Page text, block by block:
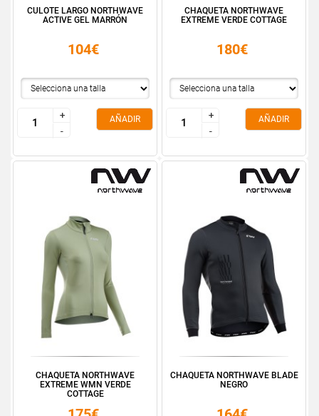
CULOTE LARGO NORTHWAVE
ACTIVE GEL MARRÓN
104€
+
-
+
-
AÑADIR
CHAQUETA NORTHWAVE
EXTREME VERDE COTTAGE
180€
+
-
+
-
AÑADIR
CHAQUETA NORTHWAVE
EXTREME WMN VERDE
COTTAGE
CHAQUETA NORTHWAVE BLADE
NEGRO